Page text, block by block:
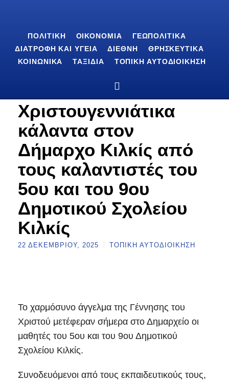
ΠΟΛΙΤΙΚΉ ΟΙΚΟΝΟΜΊΑ
ΓΕΩΠΟΛΙΤΙΚΆ
ΔΙΑΤΡΟΦΉ ΚΑΙ ΥΓΕΊΑ
ΔΙΕΘΝΉ
ΘΡΗΣΚΕΥΤΙΚΆ
ΚΟΙΝΩΝΙΚΆ
ΤΑΞΊΔΙΑ ΤΟΠΙΚΉ ΑΥΤΟΔΙΟΊΚΗΣΗ
Χριστουγεννιάτικα
κάλαντα στον
Δήμαρχο Κιλκίς από
τους καλαντιστές του
5ου και του 9ου
Δημοτικού Σχολείου
Κιλκίς
22 ΔΕΚΕΜΒΡΊΟΥ, 2025 ΤΟΠΙΚΉ ΑΥΤΟΔΙΟΊΚΗΣΗ
Το χαρμόσυνο άγγελμα της Γέννησης του
Χριστού μετέφεραν σήμερα στο Δημαρχείο οι
μαθητές του 5ου και του 9ου Δημοτικού
Σχολείου Κιλκίς.
Συνοδευόμενοι από τους εκπαιδευτικούς τους,